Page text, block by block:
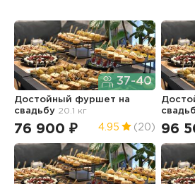
37-40
Достойный фуршет на
свадьбу 20.1 кг
76 900 ₽ 4.95 (20) 96